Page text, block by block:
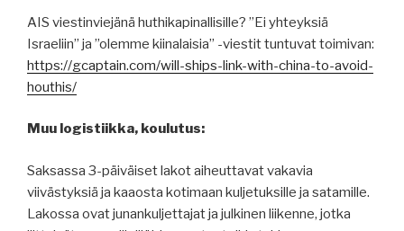
AIS viestinviejänä huthikapinallisille? ”Ei yhteyksiä
Israeliin” ja ”olemme kiinalaisia” -viestit tuntuvat toimivan:
https://gcaptain.com/will-ships-link-with-china-to-avoid-
houthis/
Muu logistiikka, koulutus:
Saksassa 3-päiväiset lakot aiheuttavat vakavia
viivästyksiä ja kaaosta kotimaan kuljetuksille ja satamille.
Lakossa ovat junankuljettajat ja julkinen liikenne, jotka